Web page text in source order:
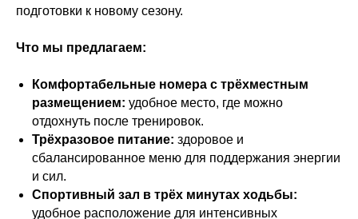
подготовки к новому сезону.
Что мы предлагаем:
Комфортабельные номера с трёхместным
размещением: удобное место, где можно
отдохнуть после тренировок.
Трёхразовое питание: здоровое и
сбалансированное меню для поддержания энергии
и сил.
Спортивный зал в трёх минутах ходьбы:
удобное расположение для интенсивных